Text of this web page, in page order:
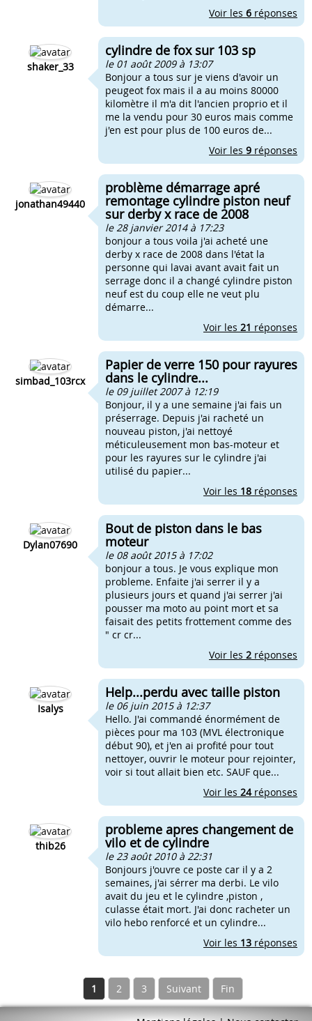
Voir les 6 réponses
shaker_33
cylindre de fox sur 103 sp
le 01 août 2009 à 13:07
Bonjour a tous sur je viens d'avoir un
peugeot fox mais il a au moins 80000
kilomètre il m'a dit l'ancien proprio et il
me la vendu pour 30 euros mais comme
j'en est pour plus de 100 euros de...
Voir les 9 réponses
jonathan49440
problème démarrage apré
remontage cylindre piston neuf
sur derby x race de 2008
le 28 janvier 2014 à 17:23
bonjour a tous voila j'ai acheté une
derby x race de 2008 dans l'état la
personne qui lavai avant avait fait un
serrage donc il a changé cylindre piston
neuf est du coup elle ne veut plu
démarre...
Voir les 21 réponses
simbad_103rcx
Papier de verre 150 pour rayures
dans le cylindre...
le 09 juillet 2007 à 12:19
Bonjour, il y a une semaine j'ai fais un
préserrage. Depuis j'ai racheté un
nouveau piston, j'ai nettoyé
méticuleusement mon bas-moteur et
pour les rayures sur le cylindre j'ai
utilisé du papier...
Voir les 18 réponses
Dylan07690
Bout de piston dans le bas
moteur
le 08 août 2015 à 17:02
bonjour a tous. Je vous explique mon
probleme. Enfaite j'ai serrer il y a
plusieurs jours et quand j'ai serrer j'ai
pousser ma moto au point mort et sa
faisait des petits frottement comme des
" cr cr...
Voir les 2 réponses
Isalys
Help...perdu avec taille piston
le 06 juin 2015 à 12:37
Hello. J'ai commandé énormément de
pièces pour ma 103 (MVL électronique
début 90), et j'en ai profité pour tout
nettoyer, ouvrir le moteur pour rejointer,
voir si tout allait bien etc. SAUF que...
Voir les 24réponses
thib26
probleme apres changement de
vilo et de cylindre
le 23 août 2010 à 22:31
Bonjours j'ouvre ce poste car il y a 2
semaines, j'ai sérrer ma derbi. Le vilo
avait du jeu et le cylindre ,piston ,
culasse était mort. J'ai donc racheter un
vilo hebo renforcé et un cylindre...
Voir les 13 réponses
1 2 3 Suivant Fin